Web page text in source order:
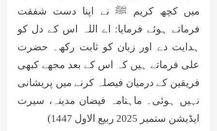
میں کچھ کریم ﷺ نے اپنا دست شفقت
فرماتے ہوئے فرمایا: اے اللہ اس کے دل کو
ہدایت دے اور زبان کو ثابت رکھ۔ حضرت
علی فرماتے ہیں کہ اس کے بعد مجھے کبھی
فریقین کے درمیان فیصلہ کرنے میں پریشانی
نہیں ہوئی۔ ماہنامہ فیضان مدینہ، سیرت
ایڈیشن ستمبر 2025 ربیع الاول 1447)